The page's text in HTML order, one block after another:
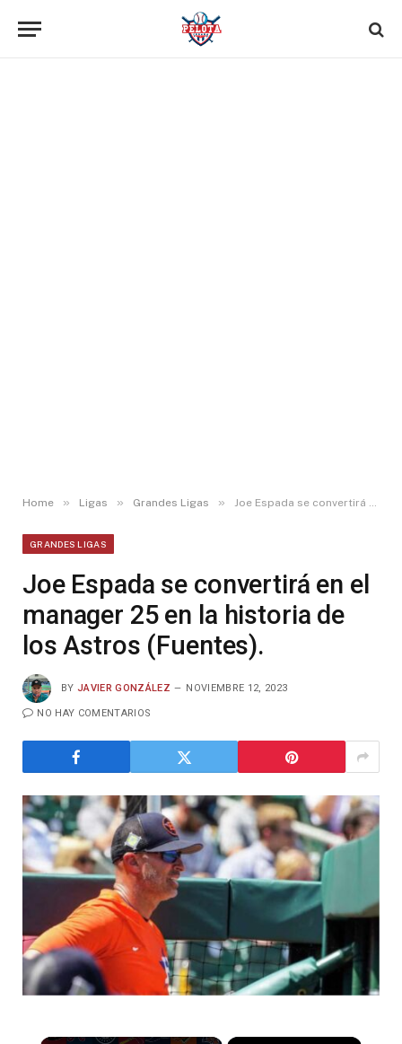
Home » Ligas » Grandes Ligas » Joe Espada se convertirá en el manager 25 en la historia de los Astros (Fuentes).
GRANDES LIGAS
Joe Espada se convertirá en el
manager 25 en la historia de
los Astros (Fuentes).
BY JAVIER GONZÁLEZ NOVIEMBRE 12, 2023
NO HAY COMENTARIOS